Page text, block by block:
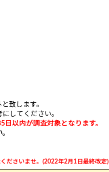
致します。
してください。
以内が調査対象となります。
ださいませ。(2022年2月1日最終改定)